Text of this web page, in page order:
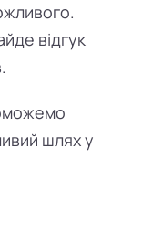
відгук
шлях у